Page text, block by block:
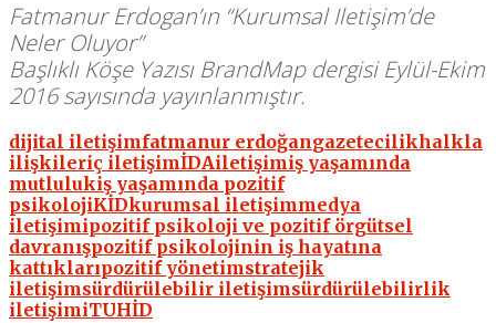
Fatmanur Erdogan’ın “Kurumsal Iletişim’de
Neler Oluyor”
Başlıklı Köşe Yazısı BrandMap dergisi Eylül-Ekim
2016 sayısında yayınlanmıştır.
dijital iletişimfatmanur erdoğangazetecilikhalkla
ilişkileriç iletişimİDAiletişimiş yaşamında
mutlulukiş yaşamında pozitif
psikolojiKİDkurumsal iletişimmedya
iletişimipozitif psikoloji ve pozitif örgütsel
davranışpozitif psikolojinin iş hayatına
kattıklarıpozitif yönetimstratejik
iletişimsürdürülebilir iletişimsürdürülebilirlik
iletişimiTUHİD